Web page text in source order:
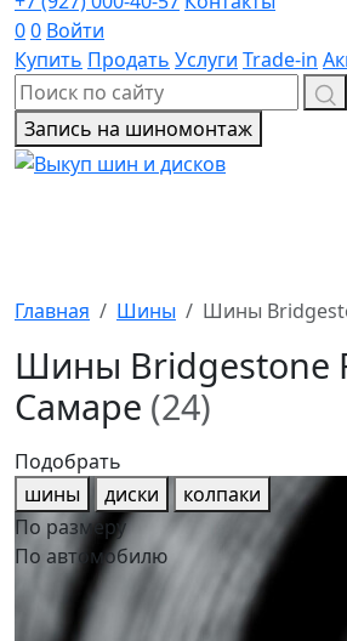
00 Войти
Купить Продать Услуги Trade-in
Запись на шиномонтаж
Главная Шины Шины
Шины Bridgestone
Самаре (24)
Подобрать
шины
диски
колпаки
По размеру
По автомобилю